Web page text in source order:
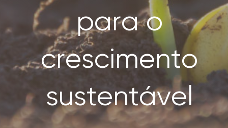
para o
crescimento
sustentável